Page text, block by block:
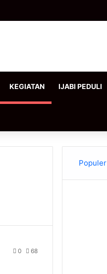
KEGIATAN IJABI PEDULI
0 68
Populer